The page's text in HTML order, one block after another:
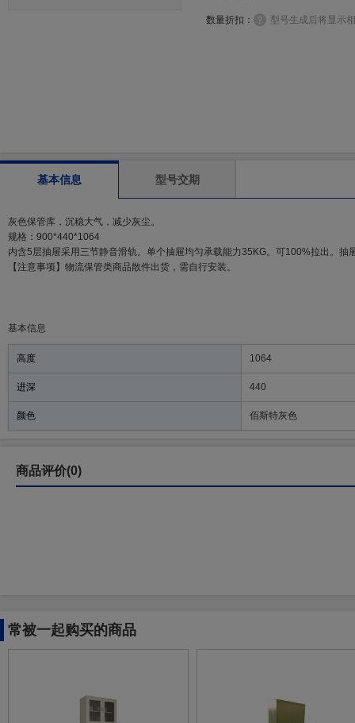
数量折扣： 型号生成后将显示
基本信息 型号交期
灰色保管库，沉稳大气，减少灰尘。
规格：900*440*1064
内含5层抽屉采用三节静音滑轨。单个抽屉均匀承载能力35KG。可100%拉出。
【注意事项】物流保管类商品散件出货，需自行安装。
基本信息
高度 1064
进深 440
颜色 佰斯特灰色
商品评价(0)
常被一起购买的商品